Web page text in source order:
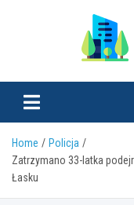
Home
Policja
Zatrzymano 33-latka
Łasku